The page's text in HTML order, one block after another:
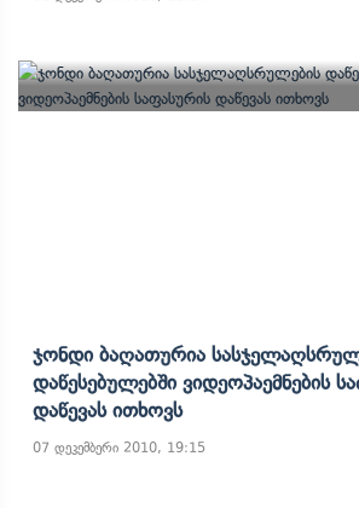
Ჯონდი Ბაღათურია
Დაწესებულებში Ვიდეოპაემნების
Დაწევას Ითხოვს
07 დეკემბერი 2010, 19:15